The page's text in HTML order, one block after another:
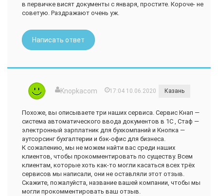
в первичке висят документы с января, простите. Короче- не
советую. Раздражают очень уж.
Написать ответ
Knopkacom 17:04 10.06.2020 Казань
Похоже, вы описываете три наших сервиса. Сервис Кнап —
система автоматического ввода документов в 1С , Стаф —
электронный зарплатник для бухкомпаний и Кнопка —
аутсорсинг бухгалтерии и бэк-офис для бизнеса.
К сожалению, мы не можем найти вас среди наших
клиентов, чтобы прокомментировать по существу. Всем
клиентам, которые хоть как-то могли касаться всех трёх
сервисов мы написали, они не оставляли этот отзыв.
Скажите, пожалуйста, название вашей компании, чтобы мы
могли прокомментировать ваш отзыв.